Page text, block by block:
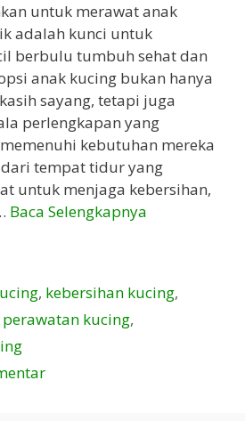
untuk merawat anak
adalah kunci untuk
berbulu tumbuh sehat dan
anak kucing bukan hanya
sayang, tetapi juga
perlengkapan yang
kebutuhan mereka
tempat tidur yang
untuk menjaga kebersihan,
Baca Selengkapnya
, kebersihan kucing,
perawatan kucing,